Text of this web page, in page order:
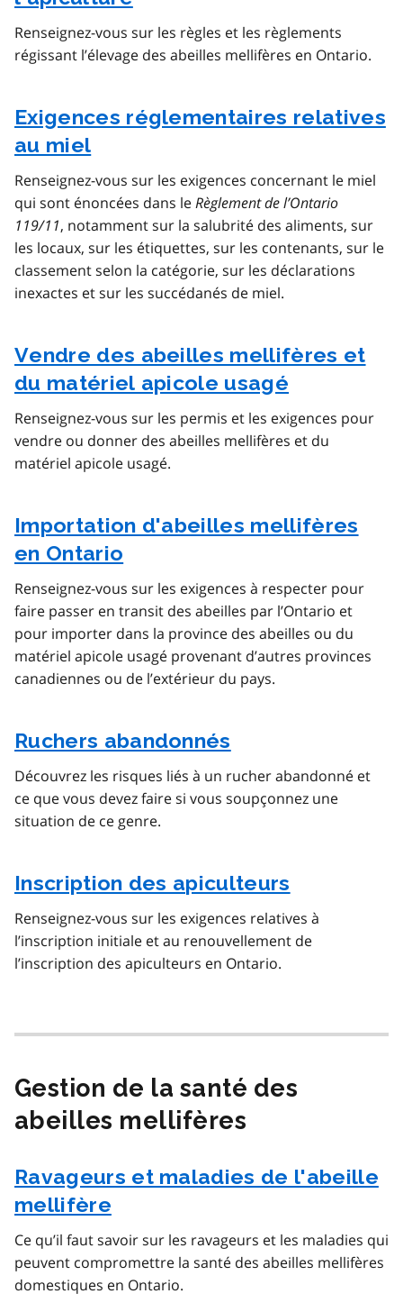
Renseignez-vous sur les règles et les règlements
régissant l’élevage des abeilles mellifères en Ontario.
Exigences réglementaires relatives
au miel
Renseignez-vous sur les exigences concernant le miel
qui sont énoncées dans leRèglement de l’Ontario
119/11, notamment sur la salubrité des aliments, sur
les locaux, sur les étiquettes, sur les contenants, sur le
classement selon la catégorie, sur les déclarations
inexactes et sur les succédanés de miel.
Vendre des abeilles mellifères et
du matériel apicole usagé
Renseignez-vous sur les permis et les exigences pour
vendre ou donner des abeilles mellifères et du
matériel apicole usagé.
Importation d'abeilles mellifères
en Ontario
Renseignez-vous sur les exigences à respecter pour
faire passer en transit des abeilles par l’Ontario et
pour importer dans la province des abeilles ou du
matériel apicole usagé provenant d’autres provinces
canadiennes ou de l’extérieur du pays.
Ruchers abandonnés
Découvrez les risques liés à un rucher abandonné et
ce que vous devez faire si vous soupçonnez une
situation de ce genre.
Inscription des apiculteurs
Renseignez-vous sur les exigences relatives à
l’inscription initiale et au renouvellement de
l’inscription des apiculteurs en Ontario.
Gestion de la santé des
abeilles mellifères
Ravageurs et maladies de l'abeille
mellifère
Ce qu’il faut savoir sur les ravageurs et les maladies qui
peuvent compromettre la santé des abeilles mellifères
domestiques en Ontario.